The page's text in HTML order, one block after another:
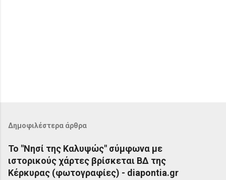
Δημοφιλέστερα άρθρα
Το "Νησί της Καλυψώς" σύμφωνα με
ιστορικούς χάρτες βρίσκεται ΒΔ της
Κέρκυρας (φωτογραφίες) - diapontia.gr